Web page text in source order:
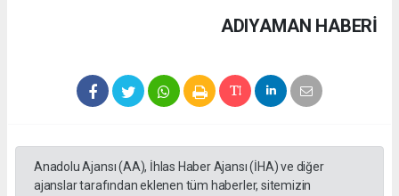
ADIYAMAN HABERİ
Anadolu Ajansı (AA), İhlas Haber Ajansı (İHA) ve diğer
ajanslar tarafından eklenen tüm haberler, sitemizin